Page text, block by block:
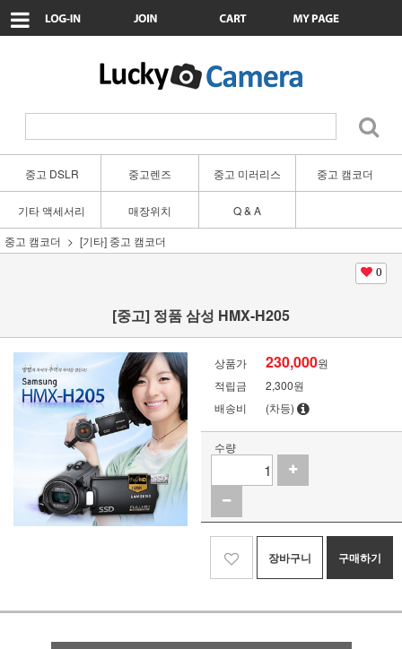
중고 DSLR 중고렌즈 중고 미러리스 중고 캠코더
기타 액세서리 매장위치
Q & A
중고 캠코더
[기타] 중고 캠코더
0
[중고] 정품 삼성 HMX-H205
상품가 230,000원
적립금
2,300원
배송비
(차등)
수량
장바구니 구매하기